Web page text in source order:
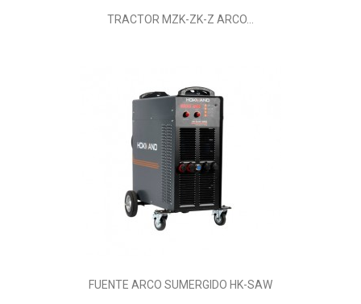
TRACTOR MZK-ZK-Z ARCO...
FUENTE ARCO SUMERGIDO HK-SAW